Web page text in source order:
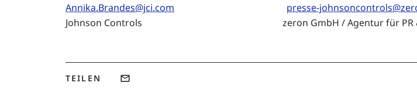
Annika.Brandes@jci.com
presse-
Johnson Controls zeron GmbH / Agentur für PR &
TEILEN